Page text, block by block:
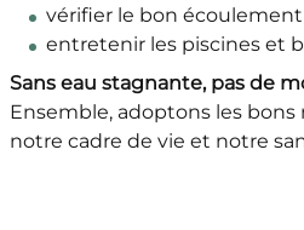
vérifier le bon
entretenir les piscines et
Sans eau stagnante, pas de
Ensemble, adoptons les
notre cadre de vie et notre